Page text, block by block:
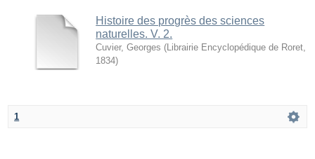
Histoire des progrès des sciences
naturelles. V. 2.
Cuvier, Georges ( Librairie Encyclopédique de Roret
1834)
1